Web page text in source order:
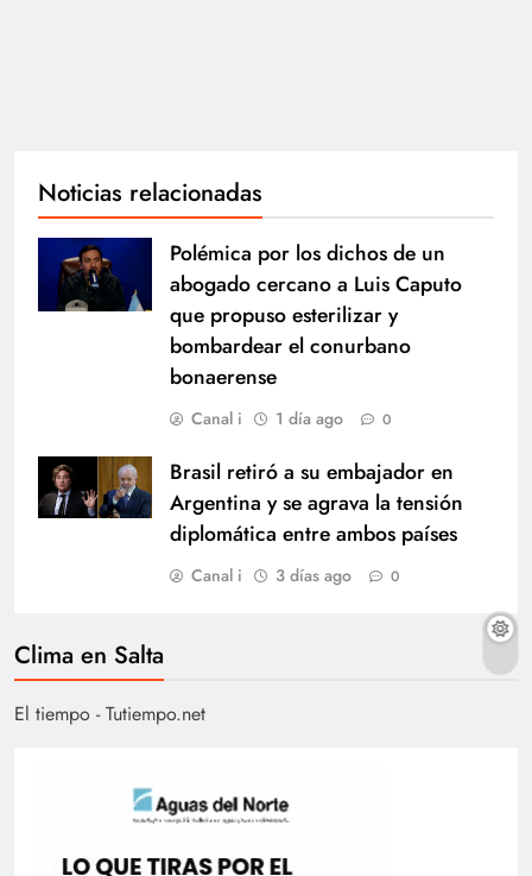
Noticias relacionadas
Polémica por los dichos de un
abogado cercano a Luis Caputo
que propuso esterilizar y
bombardear el conurbano
bonaerense
Canal i 1 día ago 0
Brasil retiró a su embajador en
Argentina y se agrava la tensión
diplomática entre ambos países
Canal i 3 días ago 0
Clima en Salta
El tiempo - Tutiempo.net